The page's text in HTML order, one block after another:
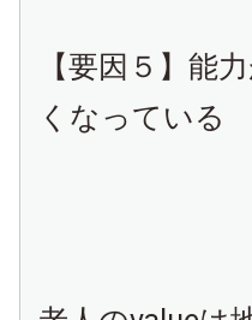
【要因５】能
くなっている